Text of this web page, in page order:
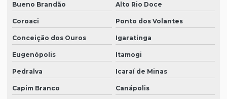
Bueno Brandão Alto Rio Doce
Coroaci Ponto dos Volantes
Conceição dos Ouros Igaratinga
Eugenópolis Itamogi
Pedralva Icaraí de Minas
Capim Branco Canápolis